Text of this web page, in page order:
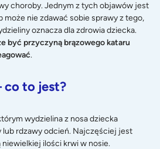
choroby. Jednym z tych objawów jest
może nie zdawać sobie sprawy z tego,
oznacza dla zdrowia dziecka.
być przyczyną brązowego kataru
.
co to jest?
wydzielina z nosa dziecka
lub rdzawy odcień. Najczęściej jest
ilości krwi w nosie.